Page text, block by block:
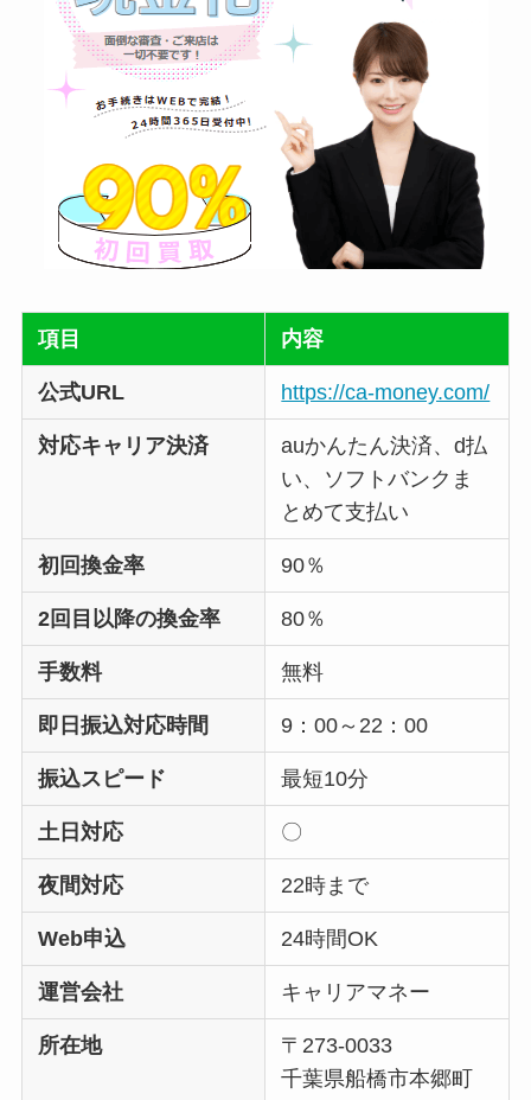
項目 内容
公式URL https://ca-money.com/
対応キャリア決済
auかんたん決済、d払
い、ソフトバンクま
とめて支払い
初回換金率 90％
2回目以降の換金率 80％
手数料 無料
即日振込対応時間 9：00～22：00
振込スピード 最短10分
土日対応 〇
夜間対応 22時まで
Web申込 24時間OK
運営会社 キャリアマネー
所在地
〒273-0033
千葉県船橋市本郷町